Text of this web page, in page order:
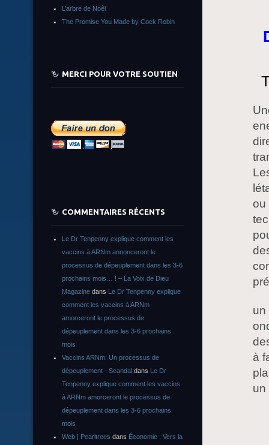
ou
un
à
un
L’arbre de Noêl
The Promise You Made by Cock Robin
MERCI POUR VOTRE SOUTIEN
COMMENTAIRES RÉCENTS
Le Dr Tenpenny explique comment les
vaccins à ARNm annonceront le
processus de dépeuplement dans les 3-6
prochains mois… ! – La Voix de Dieu
Magazine dans Le Dr Tenpenny explique
comment les vaccins à ARNm
amorceront le processus de
dépeuplement dans les 3-6 prochains
mois
Vaccins ARNm: Un processus de
dépeuplement - Scandal dans Le Dr
Tenpenny explique comment les vaccins
à ARNm amorceront le processus de
dépeuplement dans les 3-6 prochains
mois
Web | Pearltrees dans Économie : Vers la